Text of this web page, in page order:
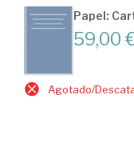
Papel:
59,00
Agotado/